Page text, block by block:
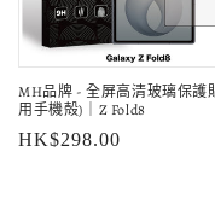
MH品牌 - 全屏高清玻璃保護
用手機殻)｜Z Fold8
定
HK$298.00